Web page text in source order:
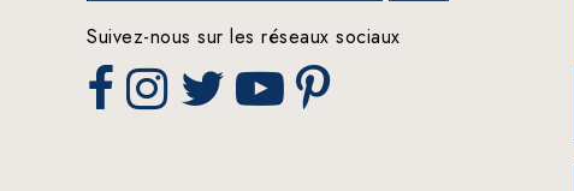
Suivez-nous sur les réseaux sociaux